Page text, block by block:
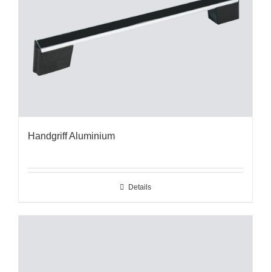
Handgriff Aluminium
Details